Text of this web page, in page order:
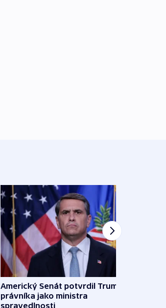
Americký Senát potvrdil Trumpova
právníka jako ministra
spravedlnosti